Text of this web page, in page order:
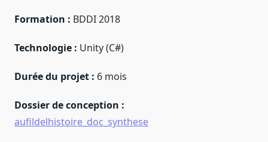
Formation : BDDI 2018
Technologie : Unity (C#)
Durée du projet : 6 mois
Dossier de conception :
aufildelhistoire_doc_synthese